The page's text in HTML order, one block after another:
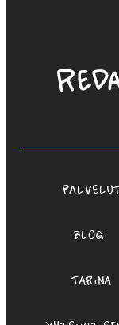
Linda
Saukko-
Oy
Palvelut
Blogi
Tarina